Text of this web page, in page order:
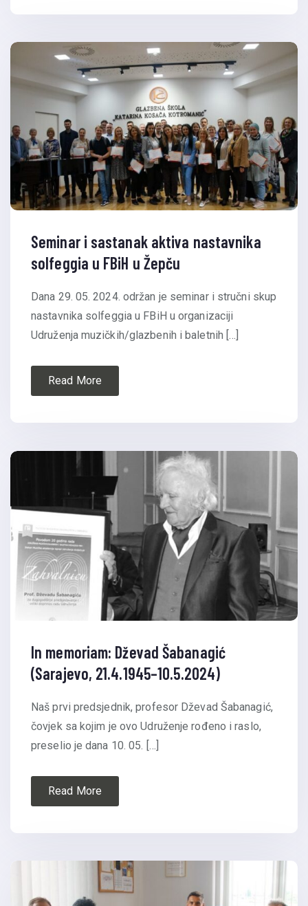
Seminar i sastanak aktiva nastavnika
solfeggia u FBiH u Žepču
Dana 29. 05. 2024. održan je seminar i stručni skup
nastavnika solfeggia u FBiH u organizaciji
Udruženja muzičkih/glazbenih i baletnih […]
Read More
In memoriam: Dževad Šabanagić
(Sarajevo, 21.4.1945–10.5.2024)
Naš prvi predsjednik, profesor Dževad Šabanagić,
čovjek sa kojim je ovo Udruženje rođeno i raslo,
preselio je dana 10. 05. […]
Read More